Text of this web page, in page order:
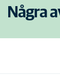
Några